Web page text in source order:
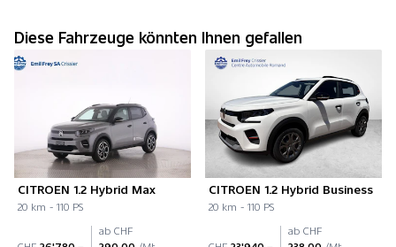
Diese Fahrzeuge könnten Ihnen gefallen
CITROEN 1.2 Hybrid Max
20 km - 110 PS
ab CHF
CITROEN 1.2 Hybrid Business
20 km - 110 PS
ab CHF